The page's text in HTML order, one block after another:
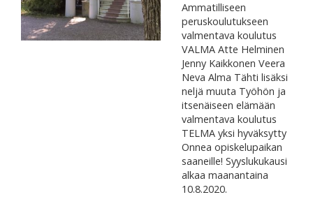
Ammatilliseen
peruskoulutukseen
valmentava koulutus
VALMA Atte Helminen
Jenny Kaikkonen Veera
Neva Alma Tähti lisäksi
neljä muuta Työhön ja
itsenäiseen elämään
valmentava koulutus
TELMA yksi hyväksytty
Onnea opiskelupaikan
saaneille! Syyslukukausi
alkaa maanantaina
10.8.2020.